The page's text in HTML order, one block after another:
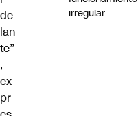
de
lan
te”
,
ex
pr
irregular